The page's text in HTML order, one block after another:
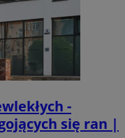
-
się ran |